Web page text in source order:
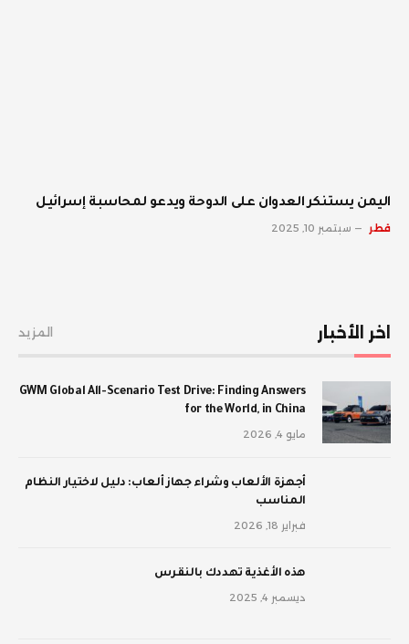
اليمن يستنكر العدوان على الدوحة ويدعو لمحاسبة إسرائيل
قطر سبتمبر 10, 2025
اخر الأخبار المزيد
GWM Global All-Scenario Test Drive: Finding Answers
for the World, in China
مايو 4, 2026
أجهزة الألعاب وشراء جهاز ألعاب: دليل لاختيار النظام
المناسب
فبراير 18, 2026
‫هذه الأغذية تهددك بالنقرس
ديسمبر 4, 2025